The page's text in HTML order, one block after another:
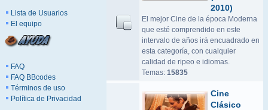
Lista de Usuarios
El equipo
FAQ
FAQ BBcodes
Términos de uso
Política de Privacidad
2010)
El mejor Cine de la época Moderna
que esté comprendido en este
intervalo de años irá encuadrado en
esta categoría, con cualquier
calidad de ripeo e idiomas.
Temas: 15835
Cine
Clásico